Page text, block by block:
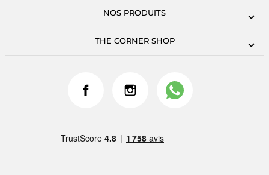
NOS PRODUITS
THE CORNER SHOP